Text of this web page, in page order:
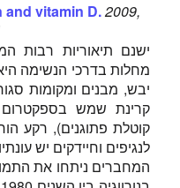
and vitamin D.2009,
ישנם תיאוריות רבות
מחלות בדרכי הנשימה
יבש, מבנים ומקומות
קוטלת פתוגנים), רקע
לנגיפים וחיידקים יש
המחברים ניתחו את